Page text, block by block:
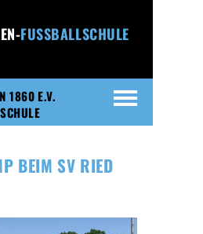
1860 E.V.
FUSSBALLSCHULE
BEIM SV RIED